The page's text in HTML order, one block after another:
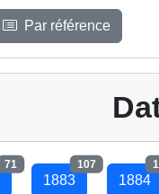
Par référence
71
1883
107
1884